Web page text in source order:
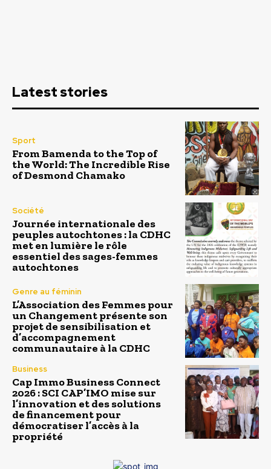
Latest stories
Sport
From Bamenda to the Top of
the World: The Incredible Rise
of Desmond Chamako
Société
Journée internationale des
peuples autochtones : la CDHC
met en lumière le rôle
essentiel des sages-femmes
autochtones
Genre au féminin
L’Association des Femmes pour
un Changement présente son
projet de sensibilisation et
d’accompagnement
communautaire à la CDHC
Business
Cap Immo Business Connect
2026 : SCI CAP’IMO mise sur
l’innovation et des solutions
de financement pour
démocratiser l’accès à la
propriété